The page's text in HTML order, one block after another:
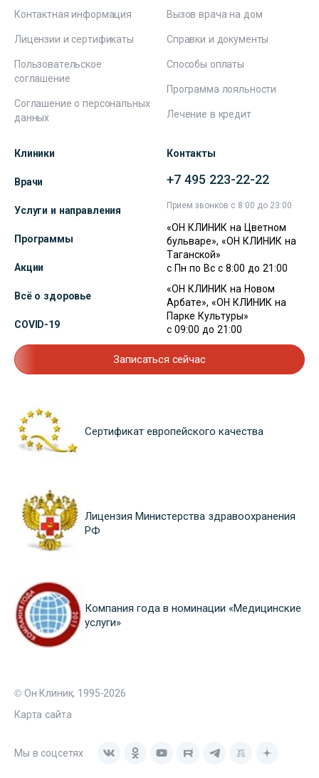
Контактная информация
Лицензии и сертификаты
Пользовательское
соглашение
Соглашение о персональных
данных
Вызов врача на дом
Справки и документы
Способы оплаты
Программа лояльности
Лечение в кредит
Клиники
Врачи
Услуги и направления
Программы
Акции
Всё о здоровье
COVID-19
Контакты
+7 495 223-22-22
Прием звонков с 8:00 до 23:00
«ОН КЛИНИК на Цветном
бульваре», «ОН КЛИНИК на
Таганской»
с Пн по Вс с 8:00 до 21:00
«ОН КЛИНИК на Новом
Арбате», «ОН КЛИНИК на
Парке Культуры»
с 09:00 до 21:00
Записаться сейчас
Сертификат европейского качества
Лицензия Министерства здравоохранения
РФ
Компания года в номинации «Медицинские
услуги»
© Он Клиник, 1995-2026
Карта сайта
Мы в соцсетях